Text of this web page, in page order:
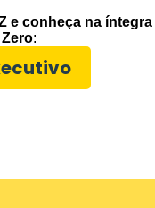
e conheça na íntegra
: